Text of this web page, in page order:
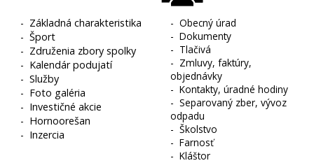
- Základná charakteristika
-Šport
- Združenia zbory spolky
- Kalendár podujatí
-Služby
- Foto galéria
- Investičné akcie
- Hornoorešan
- Inzercia
-Obecný úrad
-Dokumenty
- Tlačivá
- Zmluvy, faktúry,
objednávky
-Kontakty, úradné hodiny
-Separovaný zber, vývoz
odpadu
-Školstvo
-Farnosť
-Kláštor